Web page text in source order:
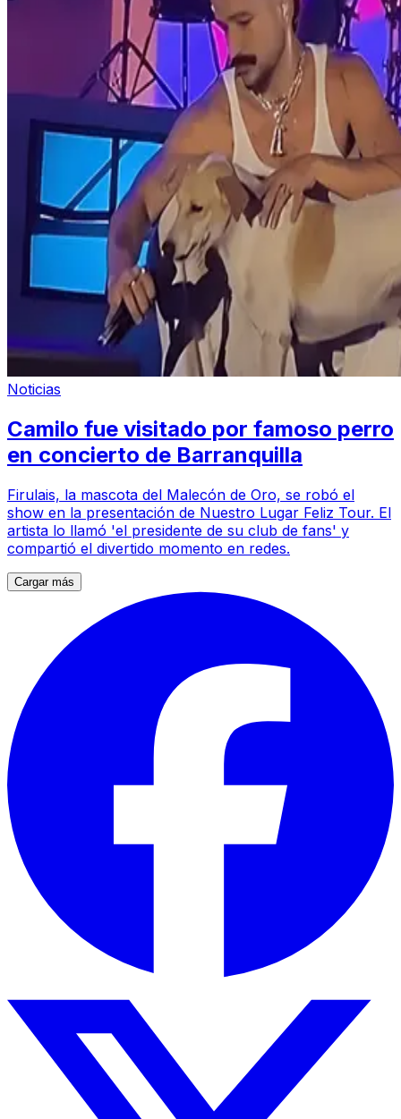
Noticias
Camilo fue visitado por famoso perro
en concierto de Barranquilla
Firulais, la mascota del Malecón de Oro, se robó el
show en la presentación de Nuestro Lugar Feliz Tour. El
artista lo llamó 'el presidente de su club de fans' y
compartió el divertido momento en redes.
Cargar más